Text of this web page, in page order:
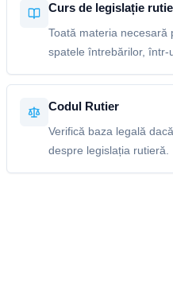
Curs de legislație
Toată materia necesară
spatele întrebărilor, într-
Codul Rutier
Verifică baza legală
despre legislația rutieră.